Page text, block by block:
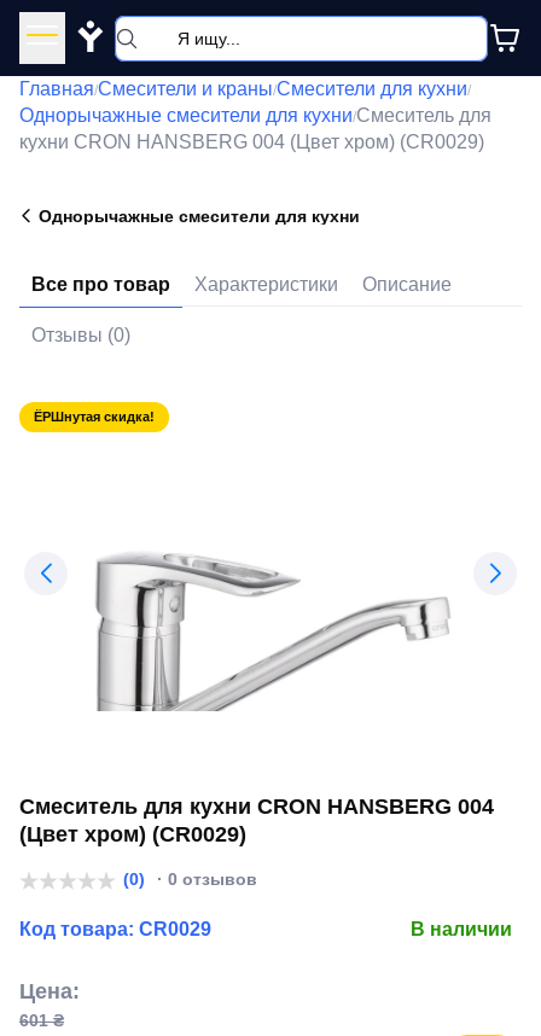
Y
Главная/Смесители и краны/Смесители для кухни/
Однорычажные смесители для кухни/Смеситель для
кухни CRON HANSBERG 004 (Цвет хром) (CR0029)
Однорычажные смесители для кухни
Все про товар Характеристики Описание
Отзывы (0)
ЁРШнутая скидка!
Смеситель для кухни CRON HANSBERG 004
(Цвет хром) (CR0029)
(0) · 0 отзывов
Код товара: CR0029 В наличии
Цена:
601 ₴